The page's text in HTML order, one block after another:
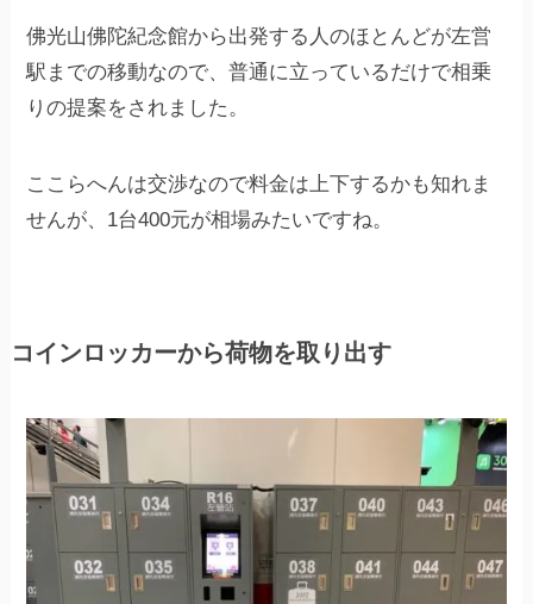
佛光山佛陀紀念館から出発する人のほとんどが左営
駅までの移動なので、普通に立っているだけで相乗
りの提案をされました。
ここらへんは交渉なので料金は上下するかも知れま
せんが、1台400元が相場みたいですね。
コインロッカーから荷物を取り出す